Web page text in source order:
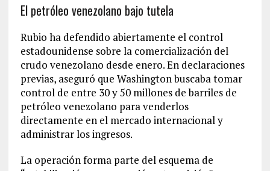
El petróleo venezolano bajo tutela
Rubio ha defendido abiertamente el control
estadounidense sobre la comercialización del
crudo venezolano desde enero. En declaraciones
previas, aseguró que Washington buscaba tomar
control de entre 30 y 50 millones de barriles de
petróleo venezolano para venderlos
directamente en el mercado internacional y
administrar los ingresos.
La operación forma parte del esquema de